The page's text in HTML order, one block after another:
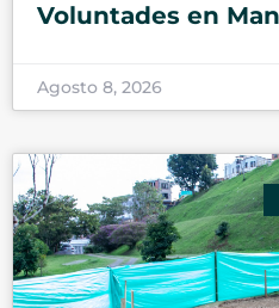
Voluntades en
Agosto 8, 2026